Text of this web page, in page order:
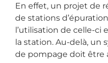
En effet, un projet de
de stations
l’utilisation de celle-ci
la station. Au-delà, un
de pompage doit être